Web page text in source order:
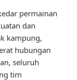
permainan
dan
kampung,
hubungan
seluruh
tim